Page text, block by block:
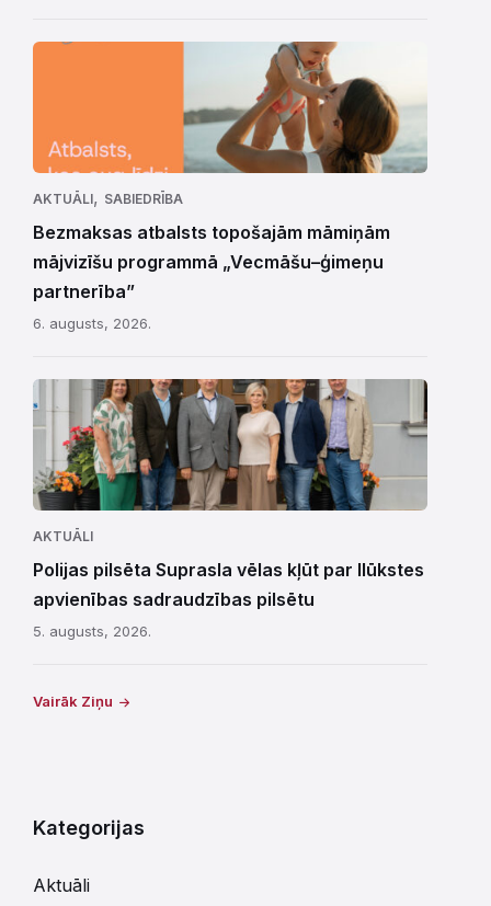
AKTUĀLI, SABIEDRĪBA
Bezmaksas atbalsts topošajām māmiņām
mājvizīšu programmā „Vecmāšu–ģimeņu
partnerība”
6. augusts, 2026.
AKTUĀLI
Polijas pilsēta Suprasla vēlas kļūt par Ilūkstes
apvienības sadraudzības pilsētu
5. augusts, 2026.
Vairāk Ziņu
Kategorijas
Aktuāli